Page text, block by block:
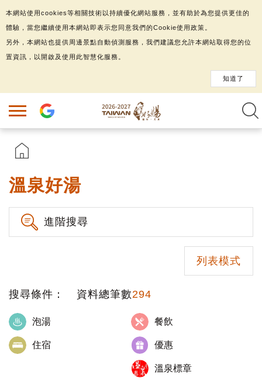
溫泉好湯
進階搜尋
列表模式
搜尋條件： 資料總筆數294
泡湯 餐飲
住宿 優惠
溫泉標章
本網站使用cookies等相關技術以持續優化網站服務，並有助於為您提供更佳的
體驗，當您繼續使用本網站即表示您同意我們的Cookie使用政策。
另外，本網站也提供周邊景點自動偵測服務，我們建議您允許本網站取得您的位
置資訊，以開啟及使用此智慧化服務。
知道了